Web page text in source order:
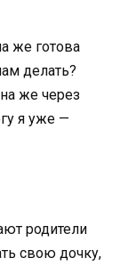
же готова
делать?
же через
я уже —
родители
свою дочку,